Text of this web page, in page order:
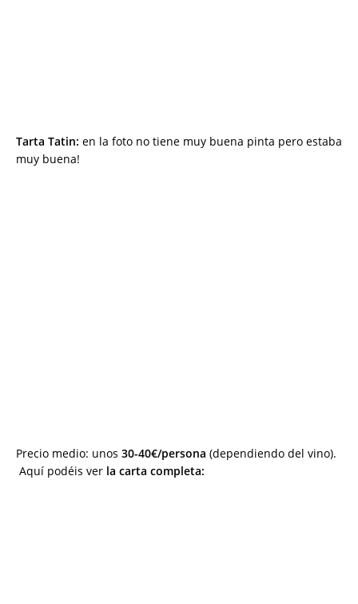
Tarta Tatin: en la foto no tiene muy buena pinta pero estaba
muy buena!
Precio medio: unos 30-40€/persona (dependiendo del vino).
Aquí podéis ver la carta completa: